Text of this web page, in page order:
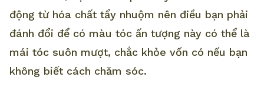
động từ hóa chất tẩy nhuộm nên điều bạn phải
đánh đổi để có màu tóc ấn tượng này có thể là
mái tóc suôn mượt, chắc khỏe vốn có nếu bạn
không biết cách chăm sóc.